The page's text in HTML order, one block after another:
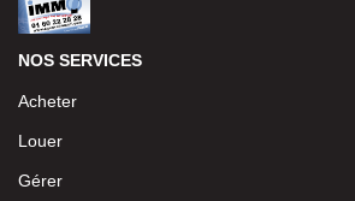
NOS SERVICES
Acheter
Louer
Gérer